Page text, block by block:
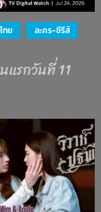
ทย
ละคร-ซีรีส์
แรกวันที่ 11